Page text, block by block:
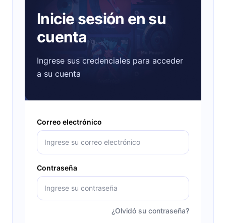
Inicie sesión en su
cuenta
Ingrese sus credenciales para acceder
a su cuenta
Correo electrónico
Contraseña
¿Olvidó su contraseña?